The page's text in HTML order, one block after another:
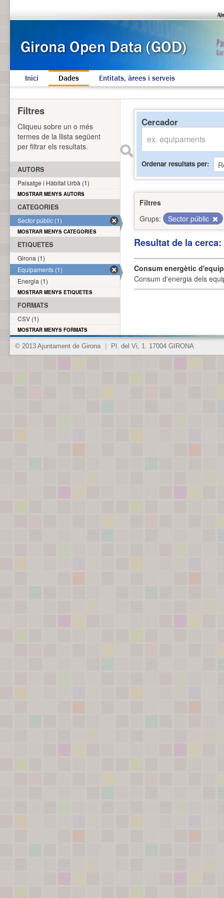
Inici Dades Entitats, àrees i serveis
Cercador
Ordenar resultats per
Filtres
Grups:
Sector públic
Resultat de la
Consum energètic
Consum d'energia dels
Filtres
Cliqueu sobre un o més
termes de la llista següent
per filtrar els resultats.
AUTORS
Paisatge i Hàbitat Urbà (1)
MOSTRAR MENYS AUTORS
CATEGORIES
Sector públic (1)
MOSTRAR MENYS CATEGORIES
ETIQUETES
Girona (1)
Equipaments (1)
Energia (1)
MOSTRAR MENYS ETIQUETES
FORMATS
CSV (1)
MOSTRAR MENYS FORMATS
© 2013 Ajuntament de Girona Pl. del Vi, 1. 17004 GIRONA